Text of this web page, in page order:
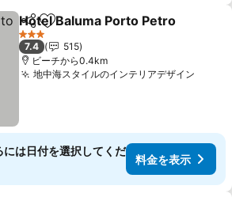
シェアお気に入りに追加
Hotel Baluma Porto Petro
3 ホテルのランク
7.4
515
ビーチから0.4km
地中海スタイルのインテリアデザイン
は日付を選択してくだ
料金を表示